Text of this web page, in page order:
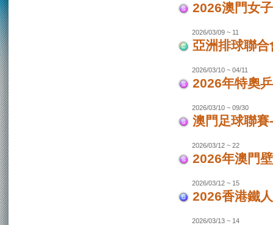
2026澳門女
2026/03/09 ~ 11
亞洲排球聯
2026/03/10 ~ 04/11
2026年特奧
2026/03/10 ~ 09/30
澳門足球聯
2026/03/12 ~ 22
2026年澳門
2026/03/12 ~ 15
2026香港鐵
2026/03/13 ~ 14